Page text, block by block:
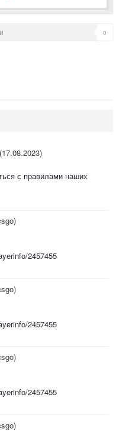
0
с правилами наших
2457455
2457455
2457455